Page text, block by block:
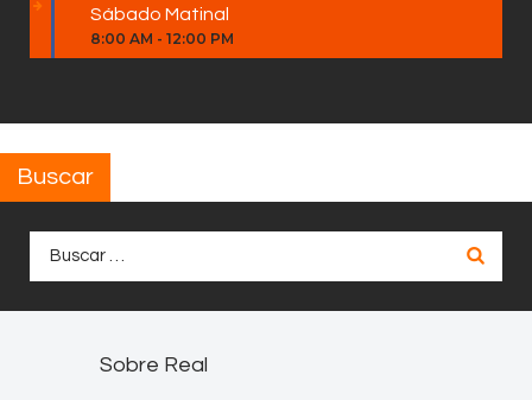
Sábado Matinal
8:00 AM - 12:00 PM
Buscar
Sobre Real